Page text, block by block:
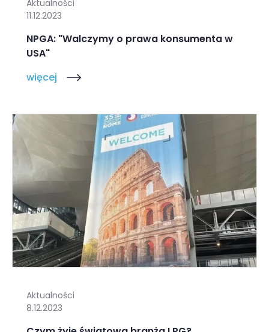
Aktualności
11.12.2023
NPGA: "Walczymy o prawa konsumenta w
USA"
więcej
Aktualności
8.12.2023